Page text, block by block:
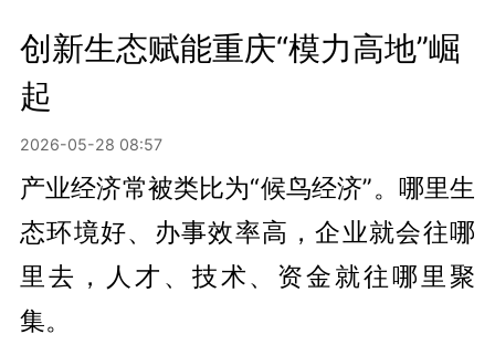
创新生态赋能重庆“模力高地”崛
起
2026-05-28 08:57
产业经济常被类比为“候鸟经济”。哪里生
态环境好、办事效率高，企业就会往哪
里去，人才、技术、资金就往哪里聚
集。